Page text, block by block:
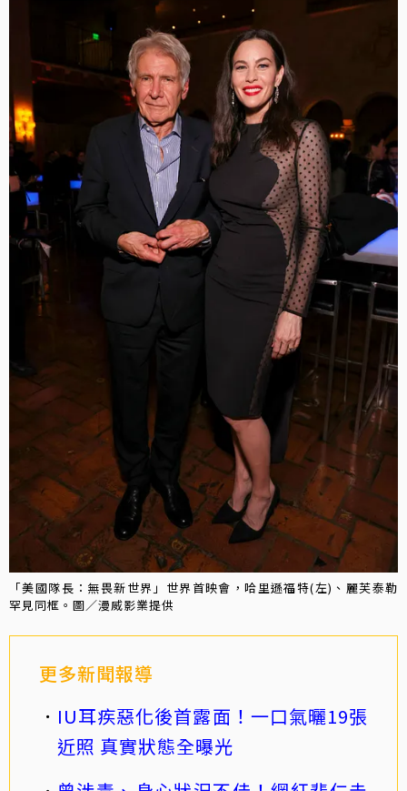
「美國隊長：無畏新世界」世界首映會，哈里遜福特(左)、麗芙泰勒
罕見同框。圖／漫威影業提供
更多新聞報導
IU耳疾惡化後首露面！一口氣曬19張
近照 真實狀態全曝光